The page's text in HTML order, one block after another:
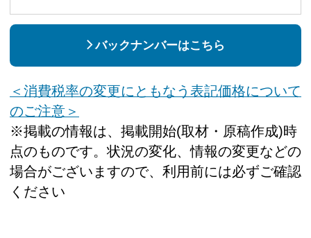
バックナンバーはこちら
＜消費税率の変更にともなう表記価格について
のご注意＞
※掲載の情報は、掲載開始(取材・原稿作成)時
点のものです。状況の変化、情報の変更などの
場合がございますので、利用前には必ずご確認
ください